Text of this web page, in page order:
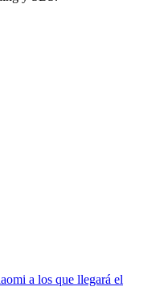
a los que llegará el